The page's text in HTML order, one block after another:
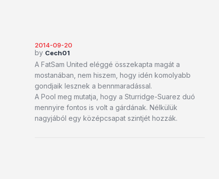
2014-09-20
by Cech01
A FatSam United eléggé összekapta magát a
mostanában, nem hiszem, hogy idén komolyabb
gondjaik lesznek a bennmaradással.
A Pool meg mutatja, hogy a Sturridge-Suarez duó
mennyire fontos is volt a gárdának. Nélkülük
nagyjából egy középcsapat szintjét hozzák.